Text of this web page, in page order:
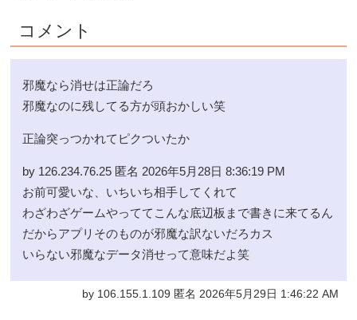
コメント
邪魔なら消せは正論だろ
邪魔なのに残してる方が頭おかしい笑
正論突っつかれてピクついたか
by 126.234.76.25 匿名 2026年5月28日 8:36:19 PM
お前可愛いな、いちいち相手してくれて
わざわざゲームやっててこんな底辺板まで書きに来てるん
だからアプリそのものが邪魔な訳ないだろカス
いらない邪魔なデータ消せって意味だよ笑
by 106.155.1.109 匿名 2026年5月29日 1:46:22 AM